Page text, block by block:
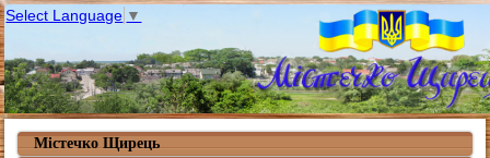
Select Language ▼
Містечко Щирець